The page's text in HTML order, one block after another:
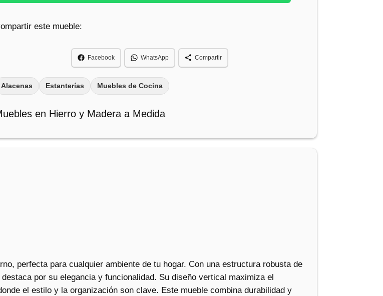
este mueble:
Facebook WhatsApp Compartir
Alacenas Estanterías Muebles de Cocina
en Hierro y Madera a Medida
perfecta para cualquier ambiente de tu hogar. Con una estructura robusta de
por su elegancia y funcionalidad. Su diseño vertical maximiza el
el estilo y la organización son clave. Este mueble combina durabilidad y